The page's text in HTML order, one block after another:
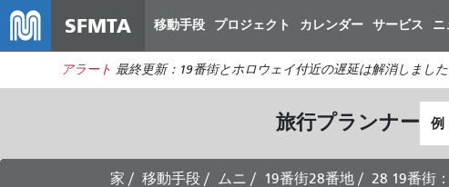
SFMTA 移動手段 プロジェクト カレンダー サービス ニ
アラート 最終更新：19番街とホロウェイ付近の遅延は解消しまし
旅行プランナー 出
発
地
点
家 移動手段 ムニ 19番街28番地 28 19番街